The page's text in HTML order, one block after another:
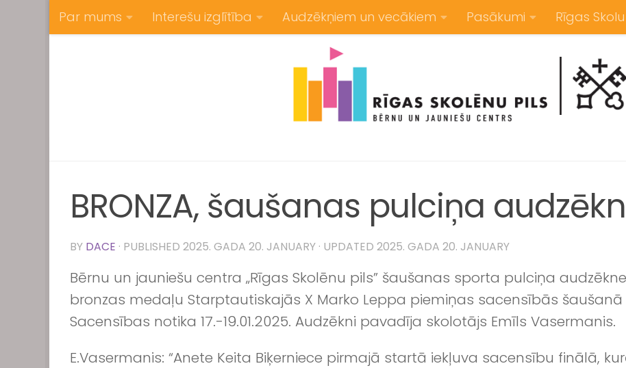
Skip to content
Par mums Interešu izglītība Audzēkņiem un vecākiem Pasākumi Rīgas
BRONZA, šaušanas pulciņa
BY DACE · PUBLISHED 2025. GADA 20. JANUARY · UPDATED 2025. GADA 20. JANUARY
Bērnu un jauniešu centra „Rīgas Skolēnu pils” šaušanas sporta pulciņa
bronzas medaļu Starptautiskajās X Marko Leppa piemiņas sacensībās šaušanā
Sacensības notika 17.-19.01.2025. Audzēkni pavadīja skolotājs Emīls Vasermanis.
E.Vasermanis: “Anete Keita Biķerniece pirmajā startā iekļuva sacensību finālā,